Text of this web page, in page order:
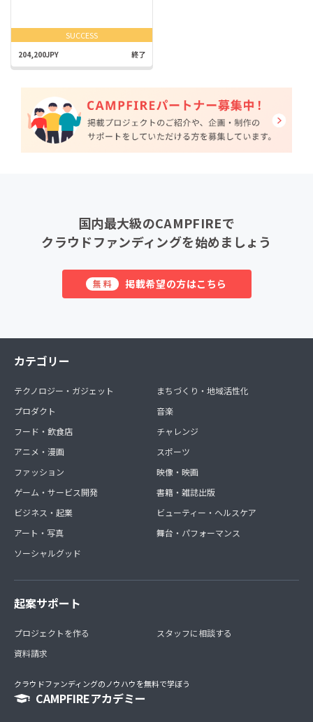
SUCCESS
204,200JPY 終了
国内最大級のCAMPFIREで
クラウドファンディングを始めましょう
無料 掲載希望の方はこちら
カテゴリー
テクノロジー・ガジェット
プロダクト
フード・飲食店
アニメ・漫画
ファッション
ゲーム・サービス開発
ビジネス・起業
アート・写真
ソーシャルグッド
まちづくり・地域活性化
音楽
チャレンジ
スポーツ
映像・映画
書籍・雑誌出版
ビューティー・ヘルスケア
舞台・パフォーマンス
起案サポート
プロジェクトを作る
資料請求
スタッフに相談する
クラウドファンディングのノウハウを無料で学ぼう
CAMPFIREアカデミー